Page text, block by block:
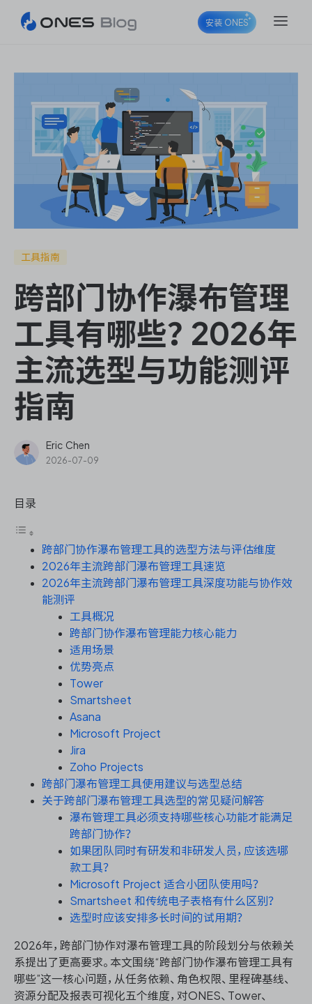
ONES Project
ONES Wiki
ONES Desk
ONES Assistant
敏捷研发管理
企业知识库管理
研发效能管理
DevOps
资源和工时管理
服务台和工单管理
IPD 研发管理
ASPICE 研发管理
ONES 资讯
安装 ONES
工具指南
跨部门协作瀑布管理
工具有哪些？2026年
主流选型与功能测评
指南
Eric Chen
2026-07-09
目录
跨部门协作瀑布管理工具的选型方法与评估维度
2026年主流跨部门瀑布管理工具速览
2026年主流跨部门瀑布管理工具深度功能与协作效
能测评
工具概况
跨部门协作瀑布管理能力核心能力
适用场景
优势亮点
Tower
Smartsheet
Asana
Microsoft Project
Jira
Zoho Projects
跨部门瀑布管理工具使用建议与选型总结
关于跨部门瀑布管理工具选型的常见疑问解答
瀑布管理工具必须支持哪些核心功能才能满足
跨部门协作？
如果团队同时有研发和非研发人员，应该选哪
款工具？
Microsoft Project 适合小团队使用吗？
Smartsheet 和传统电子表格有什么区别？
选型时应该安排多长时间的试用期？
2026年，跨部门协作对瀑布管理工具的阶段划分与依赖关
系提出了更高要求。本文围绕“跨部门协作瀑布管理工具有
哪些”这一核心问题，从任务依赖、角色权限、里程碑基线、
资源分配及报表可视化五个维度，对ONES、Tower、